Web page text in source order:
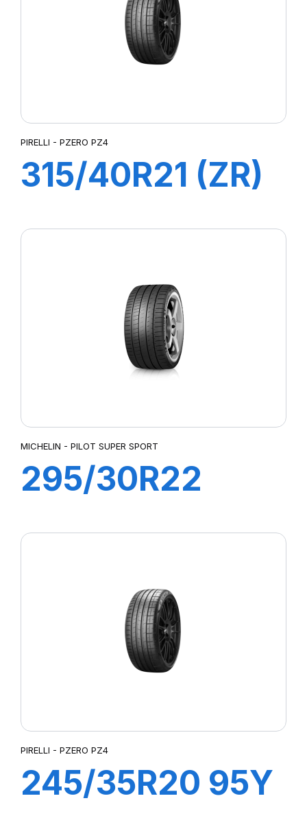
PIRELLI - PZERO PZ4
315/40R21 (ZR)
MICHELIN - PILOT SUPER SPORT
295/30R22
PIRELLI - PZERO PZ4
245/35R20 95Y